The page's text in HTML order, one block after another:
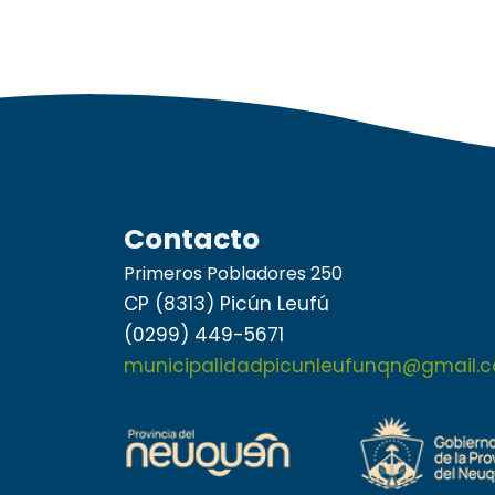
Contacto
Primeros Pobladores 250
CP (8313) Picún Leufú
(0299) 449-5671